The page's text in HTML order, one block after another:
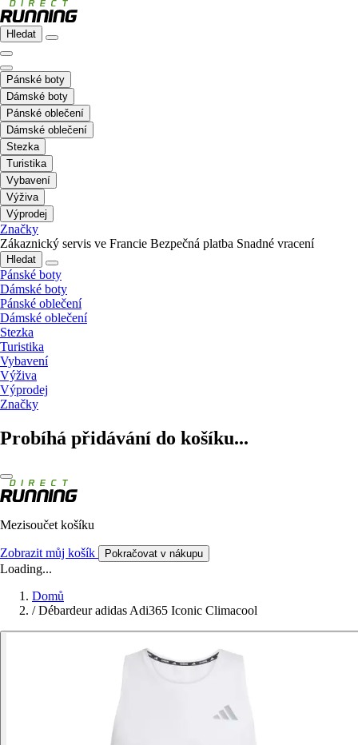
Hledat
Pánské boty
Dámské boty
Pánské oblečení
Dámské oblečení
Stezka
Turistika
Vybavení
Výživa
Výprodej
Značky
Zákaznický servis ve Francie Bezpečná platba Snadné vracení
Hledat
Pánské boty
Dámské boty
Pánské oblečení
Dámské oblečení
Stezka
Turistika
Vybavení
Výživa
Výprodej
Značky
Probíhá přidávání do košíku...
Mezisoučet košíku
Zobrazit můj košík Pokračovat v nákupu
Loading...
Domů
/ Débardeur adidas Adi365 Iconic Climacool